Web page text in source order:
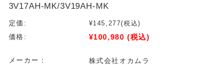
3V17AH-MK/3V19AH-MK
定価: ¥145,277(税込)
価格:
¥100,980 (税込)
メーカー：
株式会社オカムラ